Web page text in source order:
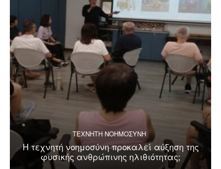
ΤΕΧΝΗΤΗ ΝΟΗΜΟΣΥΝΗ
Η τεχνητή νοημοσύνη προκαλεί αύξηση της
φυσικής ανθρώπινης ηλιθιότητας;